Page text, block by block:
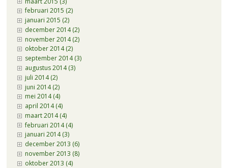
februari 2015 (2)
januari 2015 (2)
december 2014 (2)
november 2014 (2)
oktober 2014 (2)
september 2014 (3)
augustus 2014 (3)
juli 2014 (2)
juni 2014 (2)
mei 2014 (4)
april 2014 (4)
maart 2014 (4)
februari 2014 (4)
januari 2014 (3)
december 2013 (6)
november 2013 (8)
oktober 2013 (4)